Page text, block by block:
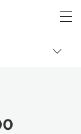
Logo, back